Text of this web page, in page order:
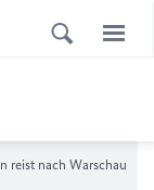
reist nach Warschau